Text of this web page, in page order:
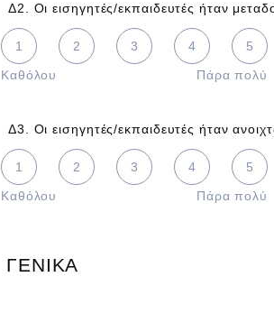
Δ2. Οι εισηγητές/εκπαιδευτές ήταν
Καθόλου
1 2 3
4
Πάρα πολύ
5
1 is Καθόλου, 5 is Πάρα πολύ
Δ3. Οι εισηγητές/εκπαιδευτές ήταν
Καθόλου
1 2 3
4
Πάρα πολύ
5
1 is Καθόλου, 5 is Πάρα πολύ
ΓΕΝΙΚΑ